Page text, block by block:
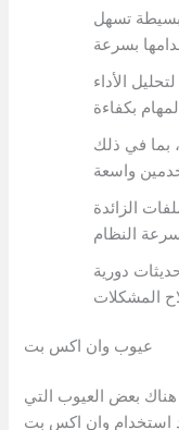
بسيطة تسهل
الأداء
بما في ذلك
الزائدة
دورية
عيوب وان اكس بت
هناك بعض العيوب التي